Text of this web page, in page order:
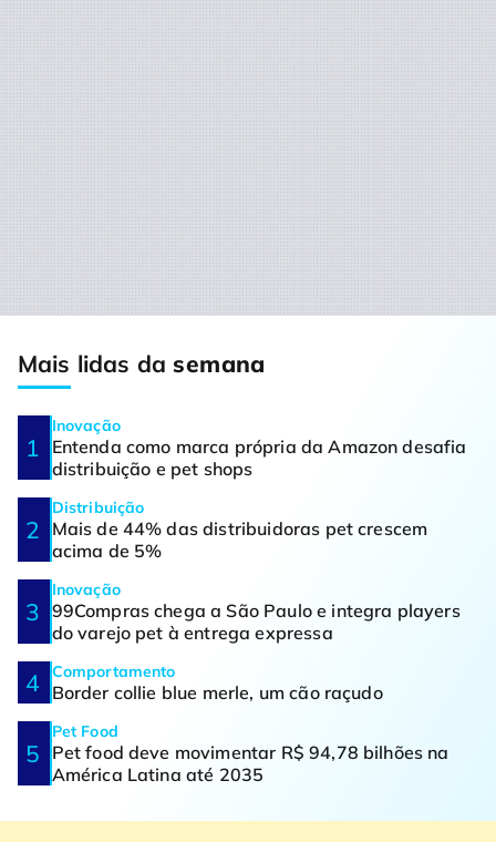
Mais lidas dasemana
Inovação
Entenda como marca própria da Amazon desafia
distribuição e pet shops
Distribuição
Mais de 44% das distribuidoras pet crescem
acima de 5%
Inovação
99Compras chega a São Paulo e integra players
do varejo pet à entrega expressa
Comportamento
Border collie blue merle, um cão raçudo
Pet Food
Pet food deve movimentar R$ 94,78 bilhões na
América Latina até 2035